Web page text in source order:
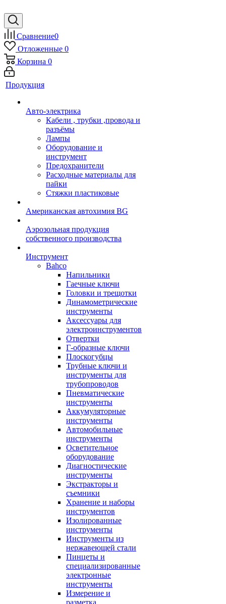
Сравнение0
Отложенные 0
Корзина 0
Продукция
Авто-электрика
Кабели , трубки ,провода и
разъёмы
Лампы
Оборудование и
инструмент
Предохранители
Расходные материалы для
пайки
Стяжки пластиковые
Американская автохимия BG
Аэрозольная продукция
собственного производства
Инструмент
Bahco
Напильники
Гаечные ключи
Головки и трещотки
Динамометрические
инструменты
Аксессуары для
электроинструментов
Отвертки
Г-образные ключи
Плоскогубцы
Трубные ключи и
инструменты для
трубопроводов
Пневматические
инструменты
Аккумуляторные
инструменты
Автомобильные
инструменты
Осветительное
оборудование
Диагностические
инструменты
Экстракторы и
съемники
Хранение и наборы
инструментов
Изолированные
инструменты
Инструменты из
нержавеющей стали
Пинцеты и
специализированные
электронные
инструменты
Измерение и
разметка